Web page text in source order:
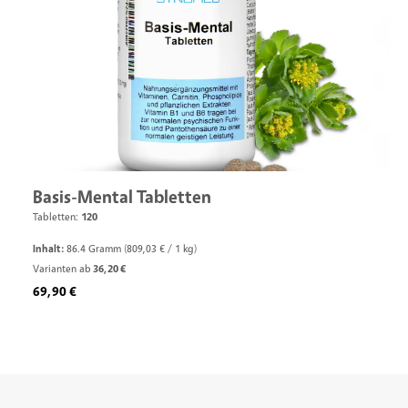
Basis-Mental Tabletten
Tabletten: 120
Inhalt: 86.4 Gramm (809,03 € / 1 kg)
Varianten ab 36,20 €
Regulärer Preis:
69,90 €